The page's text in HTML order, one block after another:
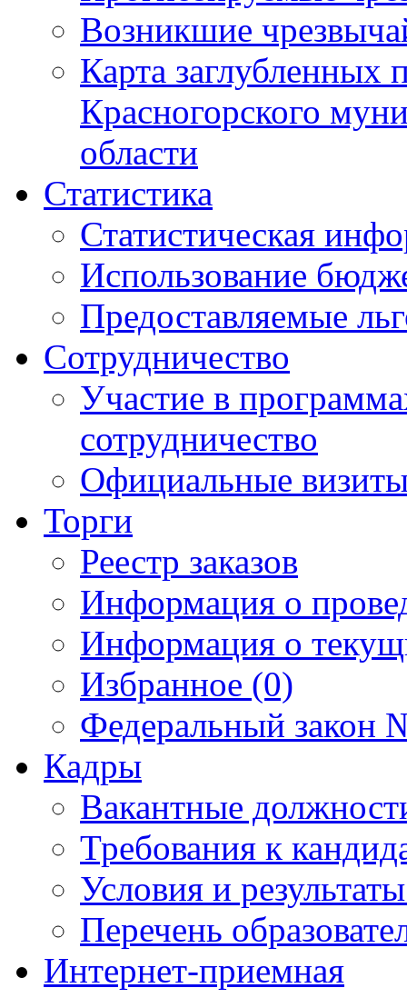
Возникшие
Карта
Красногорского
области
Статистика
Статистическая
Использование
Предоставляемые
Сотрудничество
Участие в
сотрудничество
Официальные
Торги
Реестр заказов
Информация о
Информация о
Избранное (0)
Федеральный закон
Кадры
Вакантные
Требования к
Условия и
Перечень
Интернет-приемная